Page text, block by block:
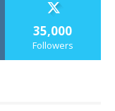
35,000
Followers